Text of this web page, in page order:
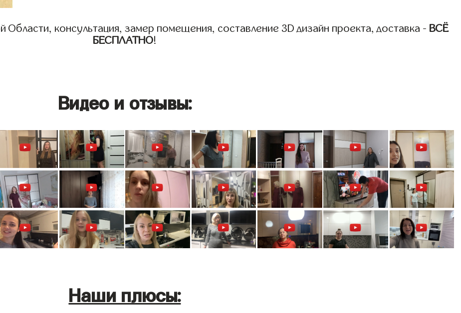
консультация, замер помещения, составление 3D дизайн проекта, доставка - ВСЁ
БЕСПЛАТНО!
Видео и отзывы:
Наши плюсы: